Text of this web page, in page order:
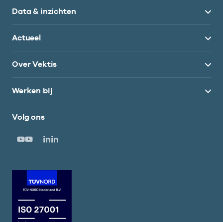
Data & inzichten
Actueel
Over Vektis
Werken bij
Volg ons